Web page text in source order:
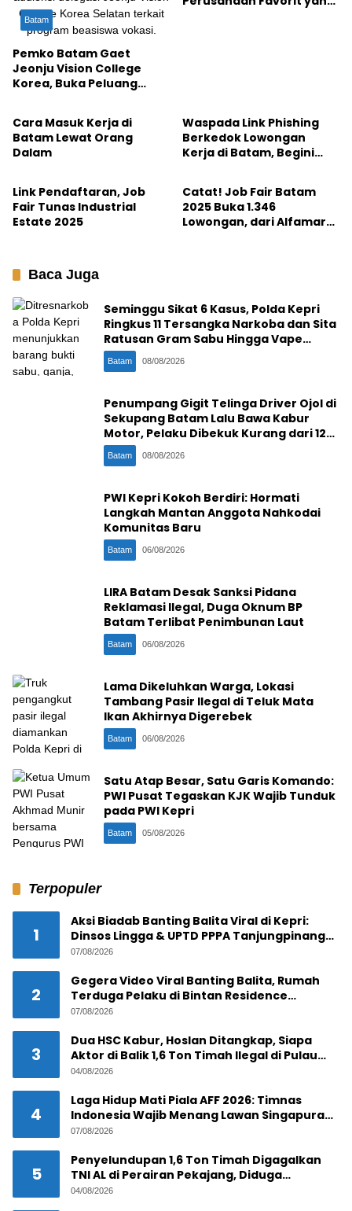
Batam
Pemko Batam Gaet
Jeonju Vision College
Korea, Buka Peluang
Batam
Cara Masuk Kerja di
Batam Lewat Orang
Dalam
Waspada Link Phishing
Berkedok Lowongan
Kerja di Batam, Begini
Batam
Link Pendaftaran, Job
Fair Tunas Industrial
Estate 2025
Batam
Catat! Job Fair Batam
2025 Buka 1.346
Lowongan, dari Alfamart
Baca Juga
Seminggu Sikat 6 Kasus, Polda Kepri
Ringkus 11 Tersangka Narkoba dan Sita
Ratusan Gram Sabu Hingga Vape
Etomidate
Batam 08/08/2026
Penumpang Gigit Telinga Driver Ojol di
Sekupang Batam Lalu Bawa Kabur
Motor, Pelaku Dibekuk Kurang dari 12
Jam
Batam 08/08/2026
PWI Kepri Kokoh Berdiri: Hormati
Langkah Mantan Anggota Nahkodai
Komunitas Baru
Batam 06/08/2026
LIRA Batam Desak Sanksi Pidana
Reklamasi Ilegal, Duga Oknum BP
Batam Terlibat Penimbunan Laut
Batam 06/08/2026
Lama Dikeluhkan Warga, Lokasi
Tambang Pasir Ilegal di Teluk Mata
Ikan Akhirnya Digerebek
Batam 06/08/2026
Satu Atap Besar, Satu Garis Komando:
PWI Pusat Tegaskan KJK Wajib Tunduk
pada PWI Kepri
Batam 05/08/2026
Terpopuler
1
Aksi Biadab Banting Balita Viral di Kepri:
Dinsos Lingga & UPTD PPPA Tanjungpinang
Lacak Pelaku
07/08/2026
2
Gegera Video Viral Banting Balita, Rumah
Terduga Pelaku di Bintan Residence
Tanjungpinang Diserbu Warga
07/08/2026
3
Dua HSC Kabur, Hoslan Ditangkap, Siapa
Aktor di Balik 1,6 Ton Timah Ilegal di Pulau
Pekajang ?
04/08/2026
4
Laga Hidup Mati Piala AFF 2026: Timnas
Indonesia Wajib Menang Lawan Singapura
Demi Tiket Semifinal
07/08/2026
5
Penyelundupan 1,6 Ton Timah Digagalkan
TNI AL di Perairan Pekajang, Diduga
Melibatkan Jaringan Internasional
04/08/2026